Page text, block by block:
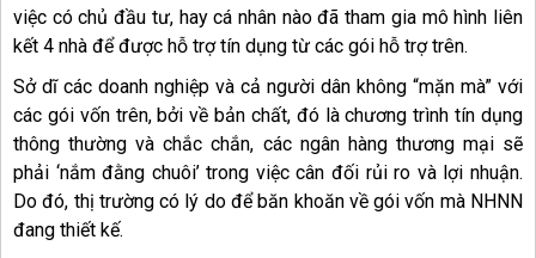
việc có chủ đầu tư, hay cá nhân nào đã tham gia mô hình liên
kết 4 nhà để được hỗ trợ tín dụng từ các gói hỗ trợ trên.
Sở dĩ các doanh nghiệp và cả người dân không “mặn mà” với
các gói vốn trên, bởi về bản chất, đó là chương trình tín dụng
thông thường và chắc chắn, các ngân hàng thương mại sẽ
phải ‘nắm đằng chuôi’ trong việc cân đối rủi ro và lợi nhuận.
Do đó, thị trường có lý do để băn khoăn về gói vốn mà NHNN
đang thiết kế.